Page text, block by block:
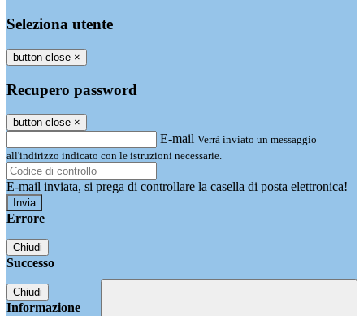
Seleziona utente
button close ×
Recupero password
button close ×
E-mail Verrà inviato un messaggio
all'indirizzo indicato con le istruzioni necessarie.
E-mail inviata, si prega di controllare la casella di posta elettronica!
Errore
Chiudi
Successo
Chiudi
Informazione